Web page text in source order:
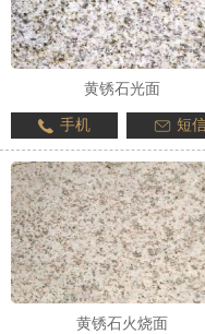
黄锈石光面
手机 短
黄锈石火烧面